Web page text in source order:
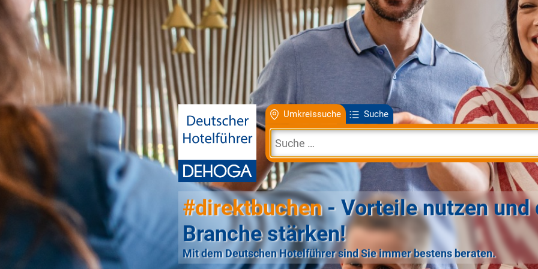
Umkreissuche Suche
#direktbuchen- Vorteile nutzen und
Branche stärken!
Mit dem Deutschen Hotelführer sind Sie immer bestens beraten.